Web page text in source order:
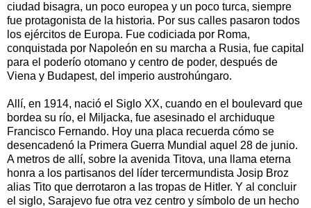
ciudad bisagra, un poco europea y un poco turca, siempre
fue protagonista de la historia. Por sus calles pasaron todos
los ejércitos de Europa. Fue codiciada por Roma,
conquistada por Napoleón en su marcha a Rusia, fue capital
para el poderío otomano y centro de poder, después de
Viena y Budapest, del imperio austrohúngaro.
Allí, en 1914, nació el Siglo XX, cuando en el boulevard que
bordea su río, el Miljacka, fue asesinado el archiduque
Francisco Fernando. Hoy una placa recuerda cómo se
desencadenó la Primera Guerra Mundial aquel 28 de junio.
A metros de allí, sobre la avenida Titova, una llama eterna
honra a los partisanos del líder tercermundista Josip Broz
alias Tito que derrotaron a las tropas de Hitler. Y al concluir
el siglo, Sarajevo fue otra vez centro y símbolo de un hecho